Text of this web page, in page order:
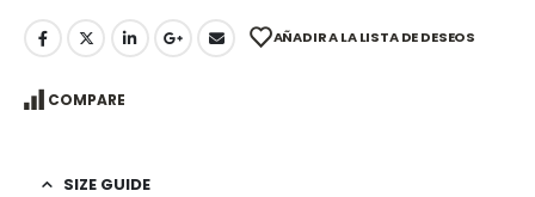
AÑADIR A LA LISTA DE DESEOS
COMPARE
SIZE GUIDE